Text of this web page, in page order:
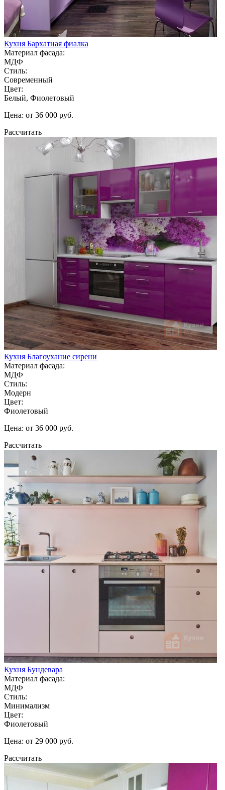
Кухня Бархатная фиалка
Материал фасада:
МДФ
Стиль:
Современный
Цвет:
Белый, Фиолетовый
Цена: от 36 000 руб.
Рассчитать
Кухня Благоухание сирени
Материал фасада:
МДФ
Стиль:
Модерн
Цвет:
Фиолетовый
Цена: от 36 000 руб.
Рассчитать
Кухня Бундевара
Материал фасада:
МДФ
Стиль:
Минимализм
Цвет:
Фиолетовый
Цена: от 29 000 руб.
Рассчитать